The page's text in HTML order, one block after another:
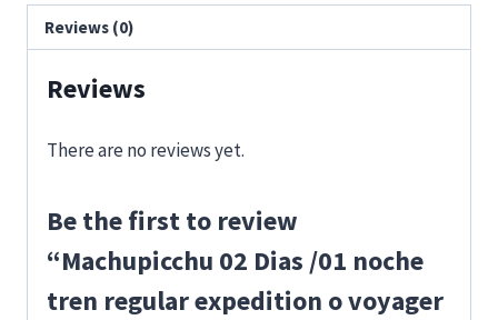
Reviews (0)
Reviews
There are no reviews yet.
Be the first to review
“Machupicchu 02 Dias /01 noche
tren regular expedition o voyager